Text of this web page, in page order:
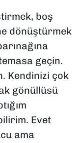
boş
dönüştürmek
geçin.
Kendinizi çok
gönüllüsü
Evet
ama